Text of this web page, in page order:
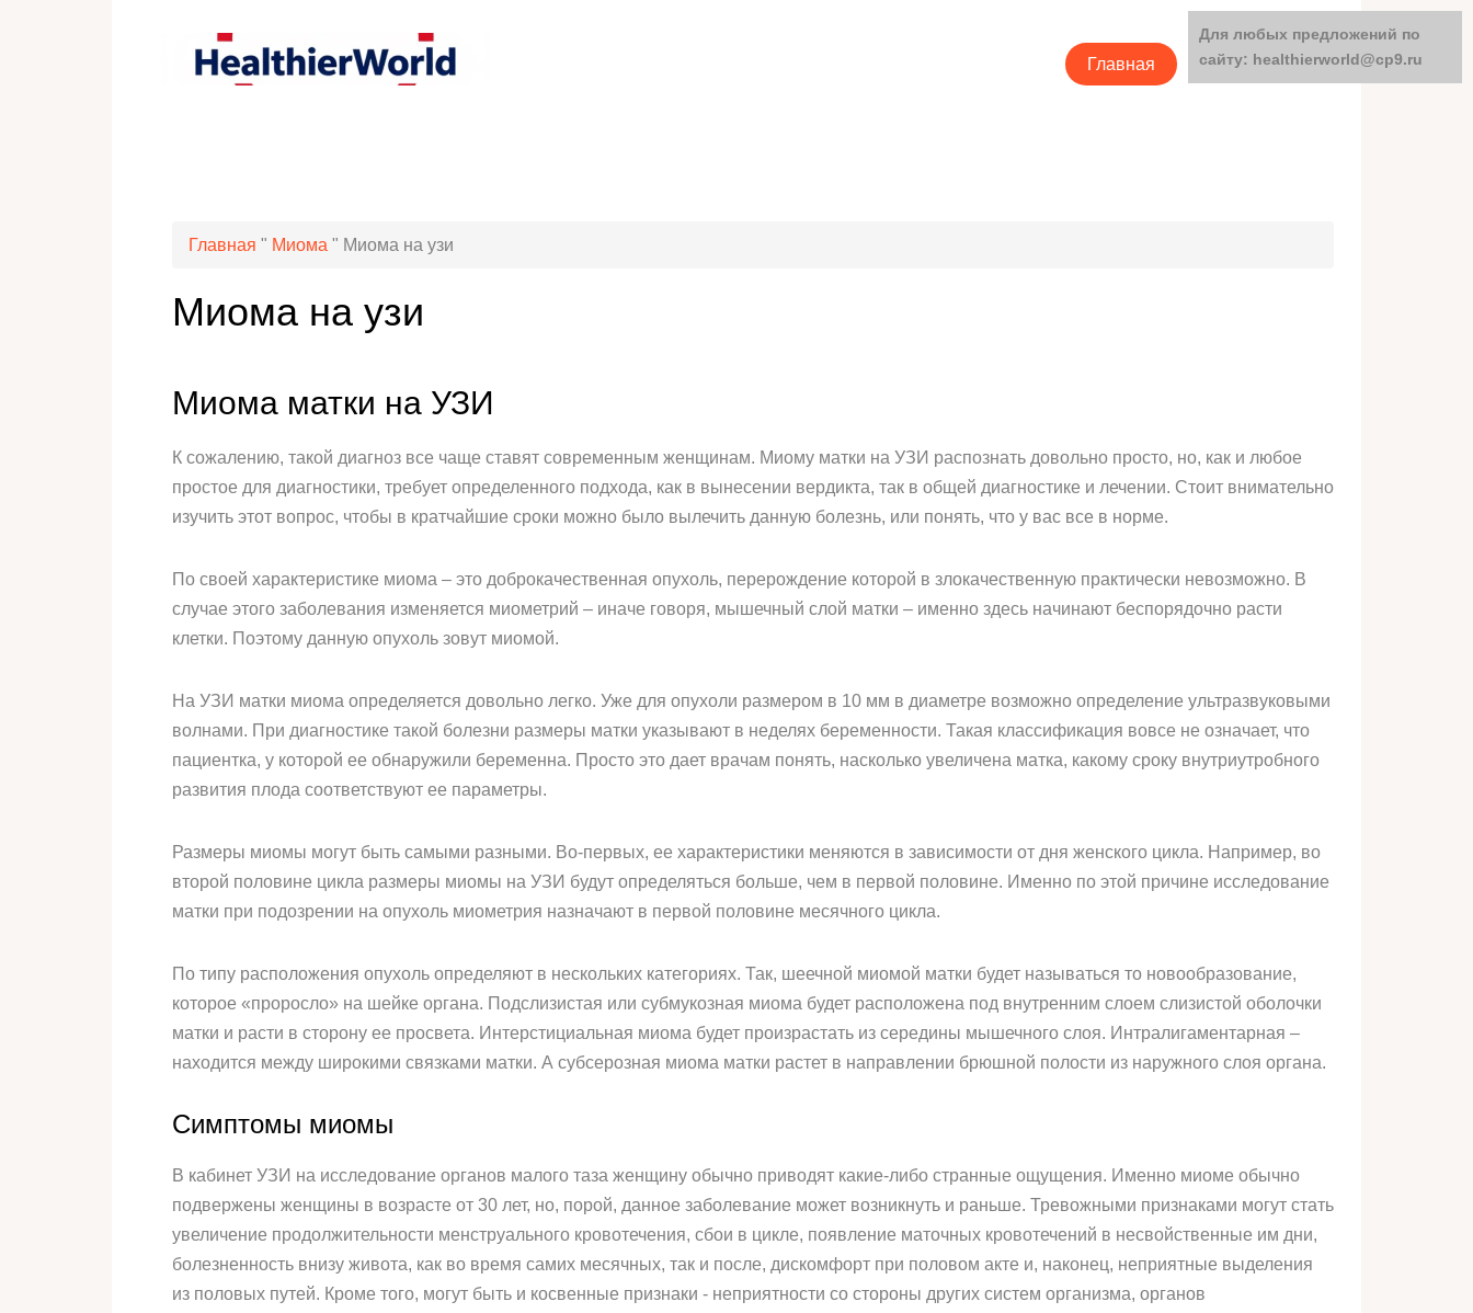
Главная Категории
Главная " Миома " Миома на узи
Миома на узи
Миома матки на УЗИ
К сожалению, такой диагноз все чаще ставят современным женщинам. Миому матки на УЗИ распознать довольно просто, но, как и любое
простое для диагностики, требует определенного подхода, как в вынесении вердикта, так в общей диагностике и лечении. Стоит внимательно
изучить этот вопрос, чтобы в кратчайшие сроки можно было вылечить данную болезнь, или понять, что у вас все в норме.
По своей характеристике миома – это доброкачественная опухоль, перерождение которой в злокачественную практически невозможно. В
случае этого заболевания изменяется миометрий – иначе говоря, мышечный слой матки – именно здесь начинают беспорядочно расти
клетки. Поэтому данную опухоль зовут миомой.
На УЗИ матки миома определяется довольно легко. Уже для опухоли размером в 10 мм в диаметре возможно определение ультразвуковыми
волнами. При диагностике такой болезни размеры матки указывают в неделях беременности. Такая классификация вовсе не означает, что
пациентка, у которой ее обнаружили беременна. Просто это дает врачам понять, насколько увеличена матка, какому сроку внутриутробного
развития плода соответствуют ее параметры.
Размеры миомы могут быть самыми разными. Во-первых, ее характеристики меняются в зависимости от дня женского цикла. Например, во
второй половине цикла размеры миомы на УЗИ будут определяться больше, чем в первой половине. Именно по этой причине исследование
матки при подозрении на опухоль миометрия назначают в первой половине месячного цикла.
По типу расположения опухоль определяют в нескольких категориях. Так, шеечной миомой матки будет называться то новообразование,
которое «проросло» на шейке органа. Подслизистая или субмукозная миома будет расположена под внутренним слоем слизистой оболочки
матки и расти в сторону ее просвета. Интерстициальная миома будет произрастать из середины мышечного слоя. Интралигаментарная –
находится между широкими связками матки. А субсерозная миома матки растет в направлении брюшной полости из наружного слоя органа.
Симптомы миомы
В кабинет УЗИ на исследование органов малого таза женщину обычно приводят какие-либо странные ощущения. Именно миоме обычно
подвержены женщины в возрасте от 30 лет, но, порой, данное заболевание может возникнуть и раньше. Тревожными признаками могут стать
увеличение продолжительности менструального кровотечения, сбои в цикле, появление маточных кровотечений в несвойственные им дни,
болезненность внизу живота, как во время самих месячных, так и после, дискомфорт при половом акте и, наконец, неприятные выделения
из половых путей. Кроме того, могут быть и косвенные признаки - неприятности со стороны других систем организма, органов
Для любых предложений по
сайту: healthierworld@cp9.ru